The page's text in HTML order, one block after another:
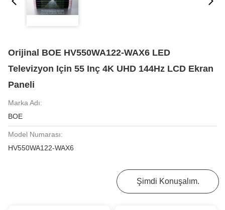
Orijinal BOE HV550WA122-WAX6 LED
Televizyon Için 55 Inç 4K UHD 144Hz LCD Ekran
Paneli
Marka Adı:
BOE
Model Numarası:
HV550WA122-WAX6
Şimdi Konuşalım.